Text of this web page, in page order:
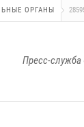
ОРГАНЫ
Пресс-служба